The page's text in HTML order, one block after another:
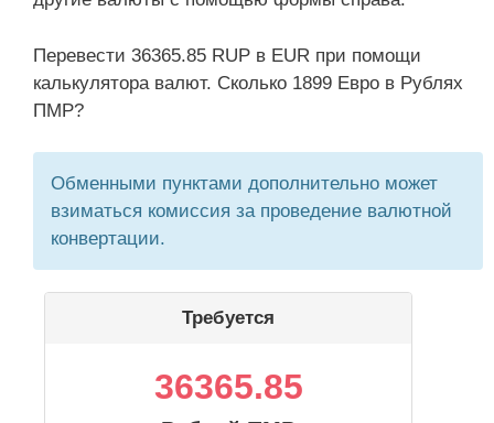
Перевести 36365.85 RUP в EUR при помощи
калькулятора валют. Сколько 1899 Евро в Рублях
ПМР?
Обменными пунктами дополнительно может
взиматься комиссия за проведение валютной
конвертации.
Требуется
36365.85